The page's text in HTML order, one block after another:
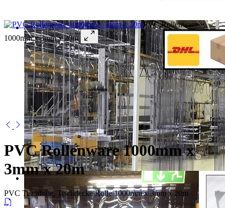
PVC Rollenware
1000mm x 3mm x 20m
PVC Rollenware 1000mm x
3mm x 20m
PVC Tischfolie, Tischdecke Rolle 1000mm x 3mm x 20m